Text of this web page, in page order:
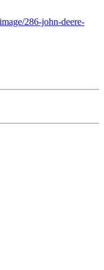
286-john-deere-